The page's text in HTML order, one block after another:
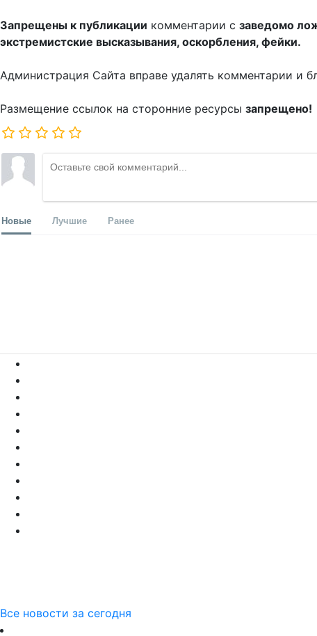
Запрещены к публикации комментарии с заведомо
экстремистские высказывания, оскорбления, фейки.
Администрация Сайта вправе удалять комментарии и
Размещение ссылок на сторонние ресурсы запрещено!
Новые Лучшие Ранее
Все новости за сегодня